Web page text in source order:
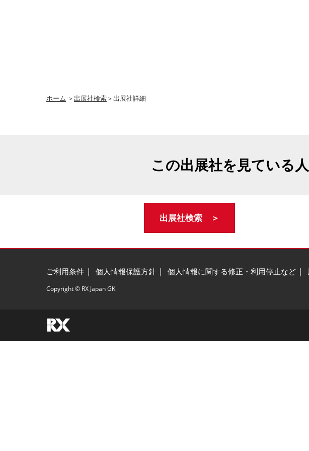
ホーム ＞出展社検索＞出展社詳細
この出展社を見ている
出展社検索 ＞
ご利用条件 個人情報保護方針 個人情報に関する修正・利用停止など
Copyright © RX Japan GK